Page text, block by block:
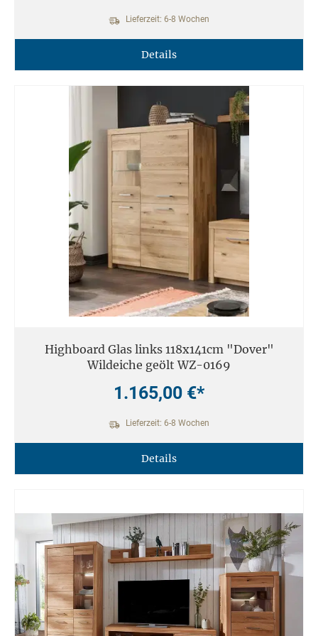
Lieferzeit: 6-8 Wochen
Details
Highboard Glas links 118x141cm "Dover"
Wildeiche geölt WZ-0169
1.165,00 €*
Lieferzeit: 6-8 Wochen
Details